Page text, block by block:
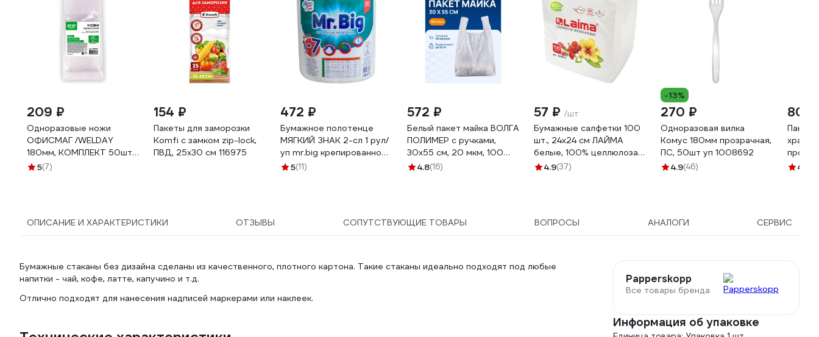
209 ₽
Одноразовые ножи
ОФИСМАГ /WELDAY
180мм, КОМПЛЕКТ 50шт,
ЭТАЛОН, пластиковые,
5(7)
154 ₽
Пакеты для заморозки
Komfi с замком zip-lock,
ПВД, 25x30 см 116975
472 ₽
Бумажное полотенце
МЯГКИЙ ЗНАК 2-сл 1 рул/
уп mr.big крепированное
с тиснением и
5(11)
572 ₽
Белый пакет майка ВОЛГА
ПОЛИМЕР с ручками,
30х55 см, 20 мкм, 100
штук Т3102
4.8(16)
57 ₽ /шт
Бумажные салфетки 100
шт., 24х24 см ЛАЙМА
белые, 100% целлюлоза
126907
4.9(37)
-13%
270 ₽
Одноразовая вилка
Комус 180мм прозрачная,
ПС, 50шт уп 1008692
4.9(46)
80 ₽
см, 50
4.8
ОПИСАНИЕ И ХАРАКТЕРИСТИКИ ОТЗЫВЫ СОПУТСТВУЮЩИЕ ТОВАРЫ ВОПРОСЫ АНАЛОГИ СЕРВИС
Бумажные стаканы без дизайна сделаны из качественного, плотного картона. Такие стаканы идеально подходят под любые
напитки - чай, кофе, латте, капучино и т.д.
Отлично подходят для нанесения надписей маркерами или наклеек.
Papperskopp
Все товары бренда
Информация об упаковке